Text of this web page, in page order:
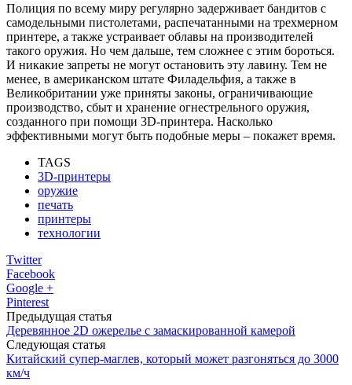
Полиция по всему миру регулярно задерживает бандитов с
самодельными пистолетами, распечатанными на трехмерном
принтере, а также устраивает облавы на производителей
такого оружия. Но чем дальше, тем сложнее с этим бороться.
И никакие запреты не могут остановить эту лавину. Тем не
менее, в американском штате Филадельфия, а также в
Великобритании уже приняты законы, ограничивающие
производство, сбыт и хранение огнестрельного оружия,
созданного при помощи 3D-принтера. Насколько
эффективными могут быть подобные меры – покажет время.
TAGS
3D-принтеры
оружие
печать
принтеры
технологии
Twitter
Facebook
Google +
Pinterest
Предыдущая статья
Деревянное 2D ожерелье с замаскированной камерой
Следующая статья
Китайский супер-маглев, который может разгоняться до 3000
км/ч